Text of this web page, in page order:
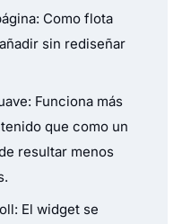
Como flota
sin rediseñar
Funciona más
que como un
resultar menos
El widget se